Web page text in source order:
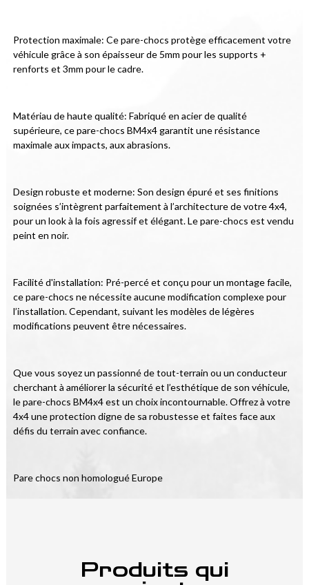
Protection maximale: Ce pare-chocs protège efficacement votre
véhicule grâce à son épaisseur de 5mm pour les supports +
renforts et 3mm pour le cadre.
Matériau de haute qualité: Fabriqué en acier de qualité
supérieure, ce pare-chocs BM4x4 garantit une résistance
maximale aux impacts, aux abrasions.
Design robuste et moderne: Son design épuré et ses finitions
soignées s’intègrent parfaitement à l’architecture de votre 4x4,
pour un look à la fois agressif et élégant. Le pare-chocs est vendu
peint en noir.
Facilité d'installation: Pré-percé et conçu pour un montage facile,
ce pare-chocs ne nécessite aucune modification complexe pour
l’installation. Cependant, suivant les modèles de légères
modifications peuvent être nécessaires.
Que vous soyez un passionné de tout-terrain ou un conducteur
cherchant à améliorer la sécurité et l’esthétique de son véhicule,
le pare-chocs BM4x4 est un choix incontournable. Offrez à votre
4x4 une protection digne de sa robustesse et faites face aux
défis du terrain avec confiance.
Pare chocs non homologué Europe
Produits qui